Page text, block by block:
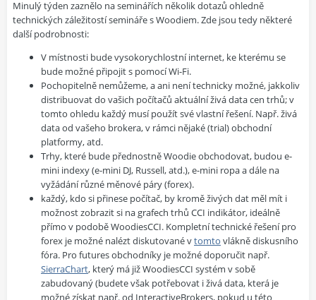
Minulý týden zaznělo na seminářích několik dotazů ohledně
technických záležitostísemináře s Woodiem. Zde jsou tedy některé
další podrobnosti:
V místnosti bude vysokorychlostní internet, ke kterému se
bude možné připojit s pomocí Wi-Fi.
Pochopitelně nemůžeme, a ani není technicky možné, jakkoliv
distribuovat do vašich počítačů aktuální živá data cen trhů; v
tomto ohledu každý musí použít své vlastní řešení. Např. živá
data od vašeho brokera, v rámci nějaké (trial) obchodní
platformy, atd.
Trhy, které bude přednostně Woodie obchodovat, budou e-
mini indexy (e-mini DJ, Russell, atd.), e-mini ropa a dále na
vyžádání různé měnové páry (forex).
každý, kdo si přinese počítač, by kromě živých dat měl mít i
možnost zobrazit si na grafech trhů CCI indikátor, ideálně
přímo v podobě WoodiesCCI. Kompletní technické řešení pro
forex je možné nalézt diskutované vtomto vlákně diskusního
fóra. Pro futures obchodníky je možné doporučit např.
SierraChart, který má již WoodiesCCI systém v sobě
zabudovaný (budete však potřebovat i živá data, která je
možné získat např. od InteractiveBrokers, pokud u této